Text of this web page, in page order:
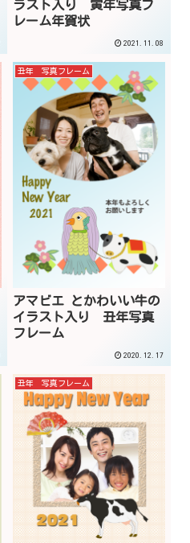
ラスト入り 寅年写真フ
レーム年賀状
2021.11.08
丑年 写真フレーム
アマビエ とかわいい牛の
イラスト入り 丑年写真
フレーム
2020.12.17
丑年 写真フレーム